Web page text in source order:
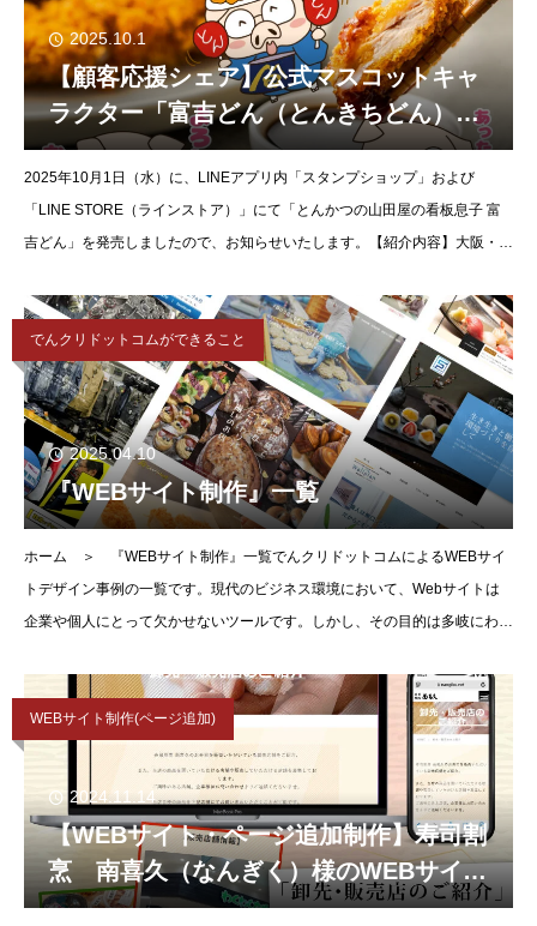
2025.10.1
【顧客応援シェア】公式マスコットキャ
ラクター「富吉どん（とんきちどん）」
のLINEスタンプが登場！「とんかつの山
田屋の看板息子 富吉どん」発売のお知ら
せ。
2025年10月1日（水）に、LINEアプリ内「スタンプショップ」および
「LINE STORE（ラインストア）」にて「とんかつの山田屋の看板息子 富
吉どん」を発売しましたので、お知らせいたします。【紹介内容】大阪・富
でんクリドットコムができること
2025.04.10
『WEBサイト制作』一覧
ホーム ＞ 『WEBサイト制作』一覧でんクリドットコムによるWEBサイ
トデザイン事例の一覧です。現代のビジネス環境において、Webサイトは
企業や個人にとって欠かせないツールです。しかし、その目的は多岐にわた
WEBサイト制作(ページ追加)
2024.11.14
【WEBサイト・ページ追加制作】寿司割
烹 南喜久（なんぎく）様のWEBサイ
ト・ページ追加分を制作させていただき